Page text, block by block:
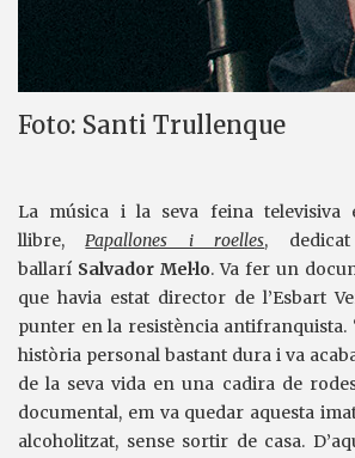
Foto: Santi Trullenque
La música i la seva feina
llibre,Papallones i roelles,
ballarí Salvador Mel·lo. Va fer un
que havia estat director de l’Esbart
punter en la resistència antifranquista.
història personal bastant dura i va
de la seva vida en una cadira de
documental, em va quedar aquesta
alcoholitzat, sense sortir de casa.